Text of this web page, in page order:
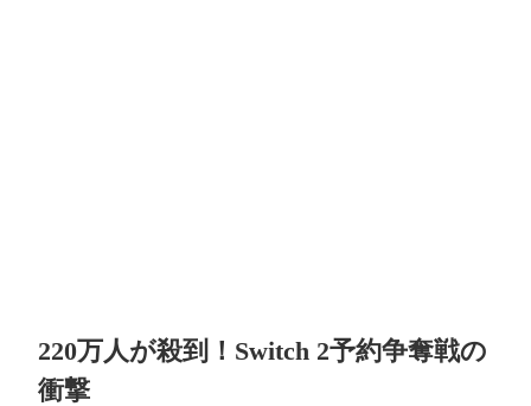
220万人が殺到！Switch 2予約争奪戦の
衝撃